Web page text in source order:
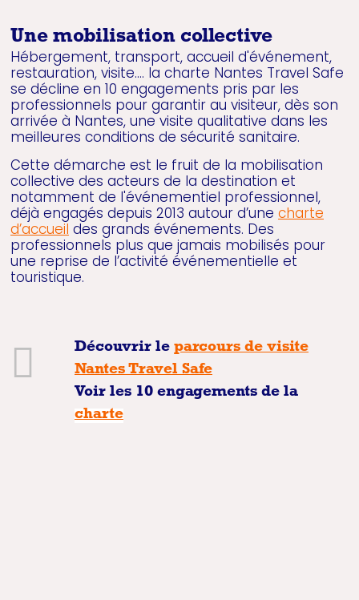
Une mobilisation collective
Hébergement, transport, accueil d'événement,
restauration, visite…. la charte Nantes Travel Safe
se décline en 10 engagements pris par les
professionnels pour garantir au visiteur, dès son
arrivée à Nantes, une visite qualitative dans les
meilleures conditions de sécurité sanitaire.
Cette démarche est le fruit de la mobilisation
collective des acteurs de la destination et
notamment de l'événementiel professionnel,
déjà engagés depuis 2013 autour d’une charte
d’accueil des grands événements. Des
professionnels plus que jamais mobilisés pour
une reprise de l’activité événementielle et
touristique.
Découvrir le parcours de visite
Nantes Travel Safe
Voir les 10 engagements de la
charte